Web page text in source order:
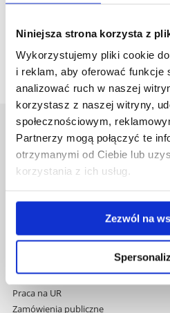
Niniejsza strona korzysta z
Wykorzystujemy pliki cookie
i reklam, aby oferować funkcje
analizować ruch w naszej
korzystasz z naszej witryny,
społecznościowym,
Partnerzy mogą połączyć te
otrzymanymi od Ciebie lub
korzystania z ich usług.
Zezwól na
Uniwersytet
Al. Tadeusza Rejtana
35-959 Rzeszów
przejdź
treści
Wydawnictwo
Studia podyplomowe
Praca na UR
Zamówienia publiczne